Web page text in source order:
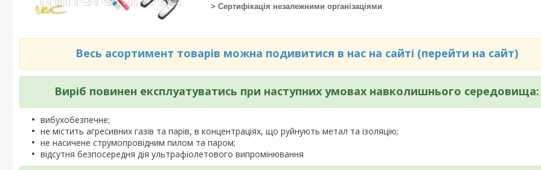
> Сертифікація незалежними організаціями
Весь асортимент товарів можна подивитися в нас на сайті (перейти на сайт)
Виріб повинен експлуатуватись при наступних умовах навколишнього середовища:
вибухобезпечне;
не містить агресивних газів та парів, в концентраціях, що руйнують метал та ізоляцію;
не насичене струмопровідним пилом та паром;
відсутня безпосередня дія ультрафіолетового випромінювання